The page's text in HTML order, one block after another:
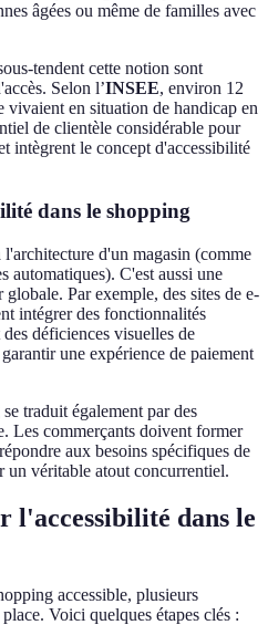
âgées ou même de familles avec
tendent cette notion sont
Selon l’INSEE, environ 12
vivaient en situation de handicap en
de clientèle considérable pour
intègrent le concept d'accessibilité
dans le shopping
d'un magasin (comme
automatiques). C'est aussi une
Par exemple, des sites de e-
intégrer des fonctionnalités
déficiences visuelles de
une expérience de paiement
traduit également par des
Les commerçants doivent former
aux besoins spécifiques de
un véritable atout concurrentiel.
l'accessibilité dans le
accessible, plusieurs
Voici quelques étapes clés :